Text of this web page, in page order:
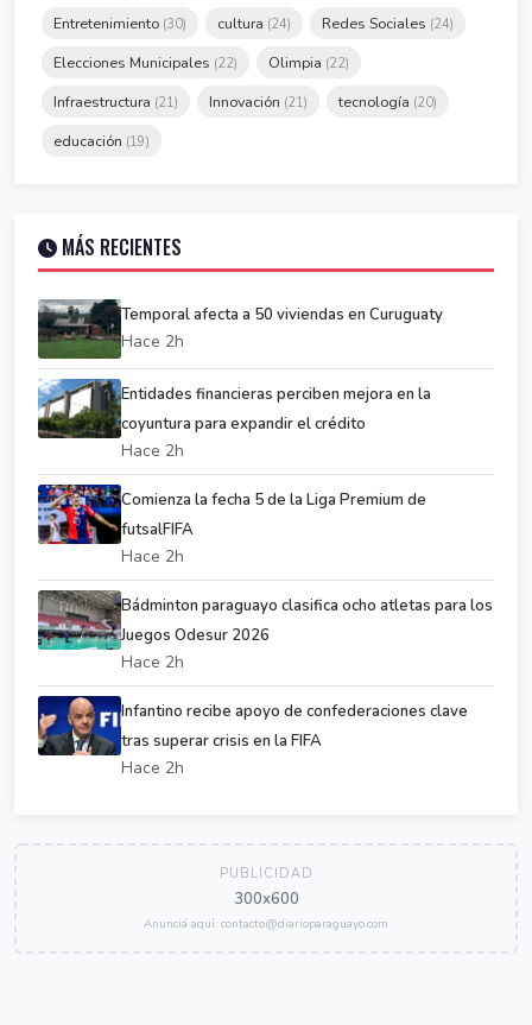
Entretenimiento (30) cultura (24) Redes Sociales (24)
Elecciones Municipales (22) Olimpia (22)
Infraestructura (21) Innovación (21) tecnología (20)
educación (19)
MÁS RECIENTES
Temporal afecta a 50 viviendas en Curuguaty
Hace 2h
Entidades financieras perciben mejora en la
coyuntura para expandir el crédito
Hace 2h
Comienza la fecha 5 de la Liga Premium de
futsalFIFA
Hace 2h
Bádminton paraguayo clasifica ocho atletas para los
Juegos Odesur 2026
Hace 2h
Infantino recibe apoyo de confederaciones clave
tras superar crisis en la FIFA
Hace 2h
PUBLICIDAD
300x600
Anunciá aquí: contacto@diarioparaguayo.com